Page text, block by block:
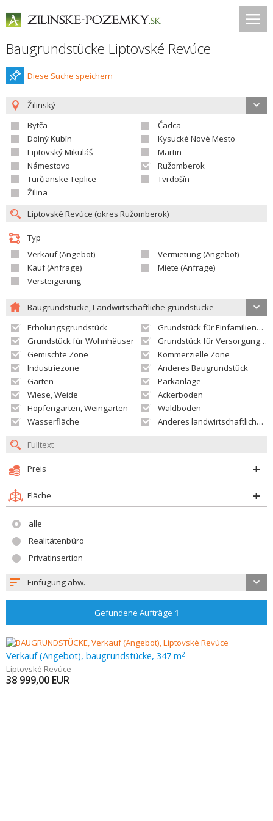
Baugrundstücke Liptovské Revúce
Diese Suche speichern
Žilinský
Bytča
Čadca
Dolný Kubín
Kysucké Nové Mesto
Liptovský Mikuláš
Martin
Námestovo
Ružomberok
Turčianske Teplice
Tvrdošín
Žilina
Typ
Verkauf (Angebot)
Vermietung (Angebot)
Kauf (Anfrage)
Miete (Anfrage)
Versteigerung
Baugrundstücke, Landwirtschaftliche grundstücke
Erholungsgrundstück
Grundstück für Einfamilienhäuser
Grundstück für Wohnhäuser
Grundstück für Versorgungseinrichtungen
Gemischte Zone
Kommerzielle Zone
Industriezone
Anderes Baugrundstück
Garten
Parkanlage
Wiese, Weide
Ackerboden
Hopfengarten, Weingarten
Waldboden
Wasserfläche
Anderes landwirtschaftliches Grundstück
Preis
Fläche
alle
Realitätenbüro
Privatinsertion
Einfügung abw.
Gefundene Aufträge 1
Verkauf (Angebot), baugrundstücke, 347 m2
Liptovské Revúce
38 999,00 EUR